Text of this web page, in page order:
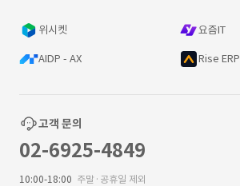
위시켓 요즘IT
AIDP - AX Rise ERP
고객 문의
02-6925-4849
10:00-18:00 주말·공휴일 제외